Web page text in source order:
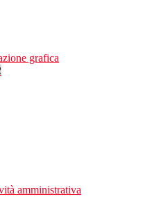
grafica
amministrativa